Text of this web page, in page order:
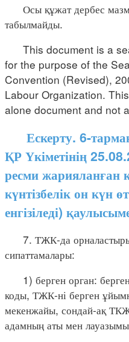
Осы құжат дербес
табылмайды.
This document is a
for the purpose of the
Convention (Revised),
Labour Organization.
alone document and not
Ескерту. 6-
ҚР Үкіметінің
ресми жарияланған
күнтізбелік он күн
енгізіледі)
7. ТЖК-да
сипаттамалары:
1) берген орган:
коды, ТЖК-ні берген
мекенжайы, сондай-ақ
адамның аты мен